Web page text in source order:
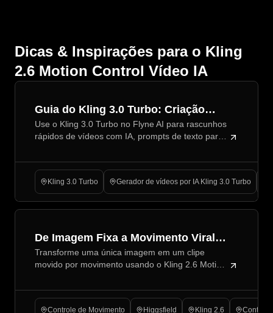
Dicas & Inspirações para o Kling
2.6 Motion Control Vídeo IA
Guia do Kling 3.0 Turbo: Criação
Rápida de Vídeos com IA no Flyne AI
Use o Kling 3.0 Turbo no Flyne AI para rascunhos
rápidos de vídeos com IA, prompts de texto para
sociais, anúncios de produtos, prévias criativas e
verificações.
Kling 3.0 Turbo Gerador de vídeos por IA Kling 3.0 Turbo
De Imagem Fixa a Movimento Viral:
Controle de Movimento com Kling
Transforme uma única imagem em um clipe
movido por movimento usando o Kling 2.6 Motion
para resultados prontos para viralizar.
Controle de Movimento Higgsfield Kling 2.6 Controle